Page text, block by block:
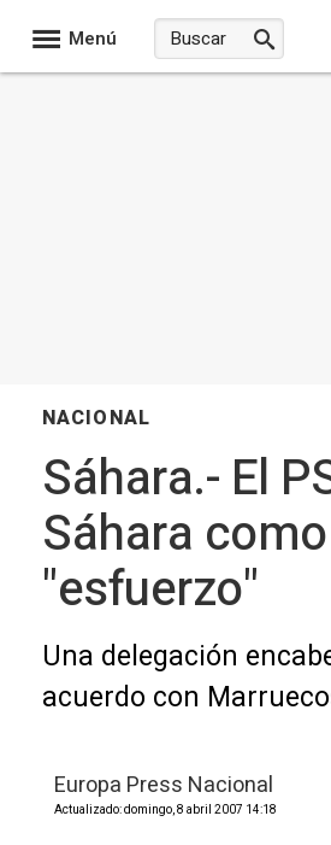
Menú
NACIONAL
Sáhara.- El
Sáhara
"esfuerzo"
Una delegación
acuerdo con
Europa Press Nacional
Actualizado: domingo, 8 abril 2007 14:18